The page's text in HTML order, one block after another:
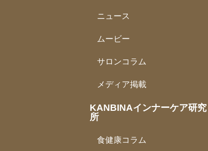
ニュース
ムービー
サロンコラム
メディア掲載
KANBINAインナーケア研究
所
食健康コラム